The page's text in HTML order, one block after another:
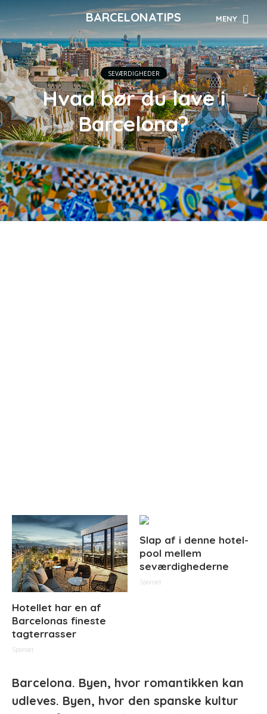
BARCELONATIPS MENY
SEVÆRDIGHEDER
Hvad bør du lave i
Barcelona?
Hotellet har en af
Barcelonas fineste
tagterrasser
Sponset
Slap af i denne hotel-
pool mellem
seværdighederne
Sponset
Barcelona. Byen, hvor romantikken kan
udleves. Byen, hvor den spanske kultur